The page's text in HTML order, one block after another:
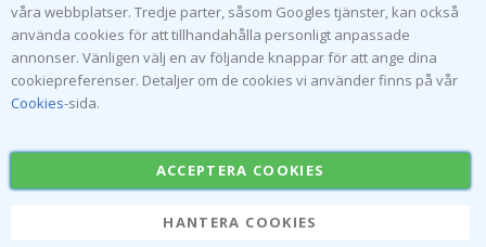
våra webbplatser. Tredje parter, såsom Googles tjänster, kan också
använda cookies för att tillhandahålla personligt anpassade
annonser. Vänligen välj en av följande knappar för att ange dina
cookiepreferenser. Detaljer om de cookies vi använder finns på vår
Cookies-sida.
ACCEPTERA COOKIES
HANTERA COOKIES